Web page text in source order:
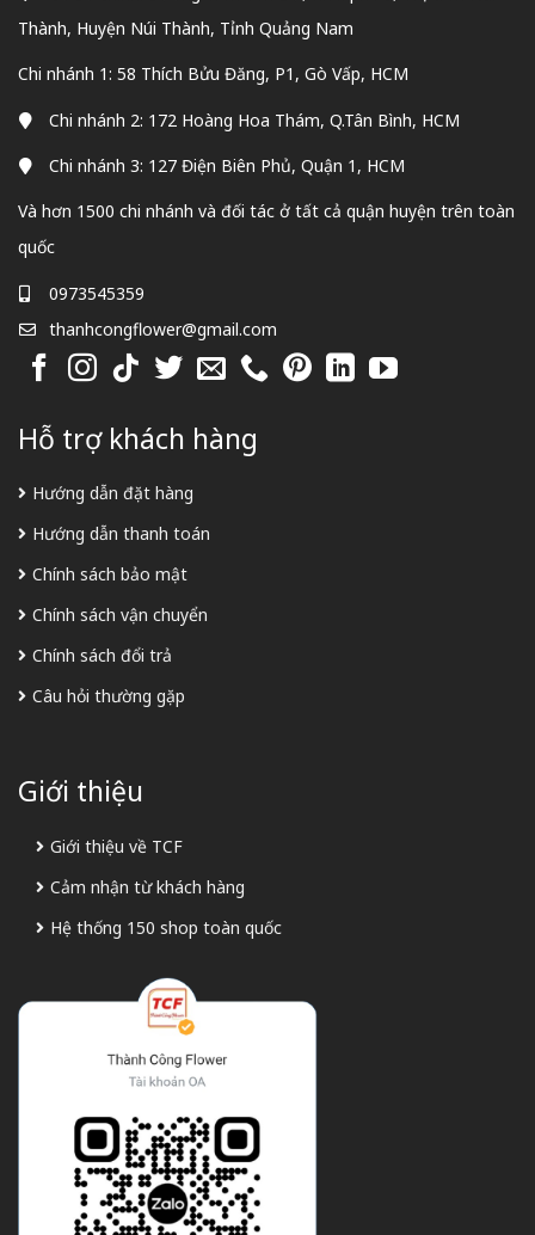
Thành, Huyện Núi Thành, Tỉnh Quảng Nam
Chi nhánh 1: 58 Thích Bửu Đăng, P1, Gò Vấp, HCM
Chi nhánh 2: 172 Hoàng Hoa Thám, Q.Tân Bình, HCM
Chi nhánh 3: 127 Điện Biên Phủ, Quận 1, HCM
Và hơn 1500 chi nhánh và đối tác ở tất cả quận huyện trên toàn
quốc
0973545359
thanhcongflower@gmail.com
Hỗ trợ khách hàng
Hướng dẫn đặt hàng
Hướng dẫn thanh toán
Chính sách bảo mật
Chính sách vận chuyển
Chính sách đổi trả
Câu hỏi thường gặp
Giới thiệu
Giới thiệu về TCF
Cảm nhận từ khách hàng
Hệ thống 150 shop toàn quốc